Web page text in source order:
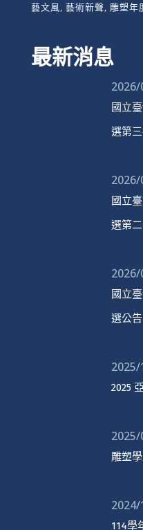
藝文風 藝術新聲 雕塑年
最新消息
國立
選第
國立
選第
國立
選公告
2025
雕塑
114學